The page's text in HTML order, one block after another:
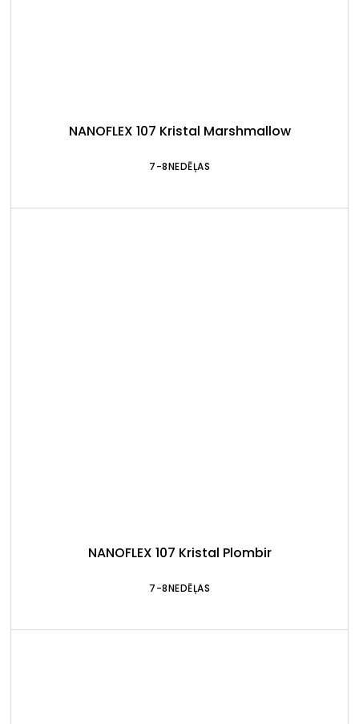
NANOFLEX 107 Kristal Marshmallow
7-8NEDĒĻAS
NANOFLEX 107 Kristal Plombir
7-8NEDĒĻAS